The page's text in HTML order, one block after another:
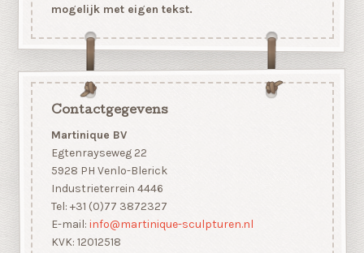
mogelijk met eigen tekst.
Contactgegevens
Martinique BV
Egtenrayseweg 22
5928 PH Venlo-Blerick
Industrieterrein 4446
Tel: +31 (0)77 3872327
E-mail: info@martinique-sculpturen.nl
KVK: 12012518